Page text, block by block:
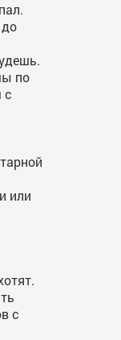
по
с
или
с